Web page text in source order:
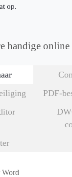
op.
handige
PDF-
Word